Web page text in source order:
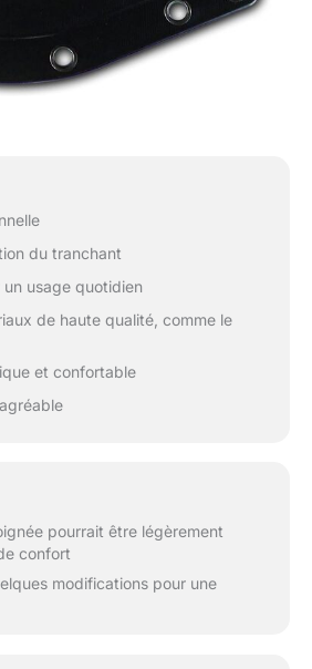
du tranchant
usage quotidien
de haute qualité, comme le
et confortable
pourrait être légèrement
confort
modifications pour une